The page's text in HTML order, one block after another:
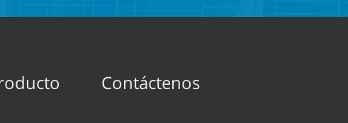
Contáctenos